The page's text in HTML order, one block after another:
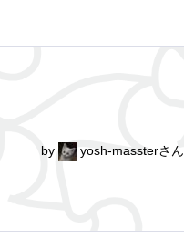
by yosh-massterさん